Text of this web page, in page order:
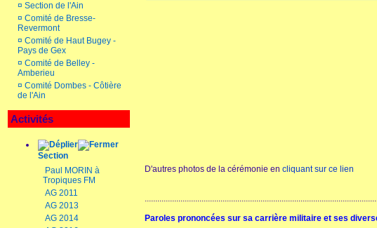
¤ Section de l'Ain
¤ Comité de Bresse-
Revermont
¤ Comité de Haut Bugey -
Pays de Gex
¤ Comité de Belley -
Amberieu
¤ Comité Dombes - Côtière
de l'Ain
Activités
Section
Paul MORIN à
Tropiques FM
AG 2011
AG 2013
AG 2014
D'autres photos de la cérémonie en cliquant sur ce lien
Paroles prononcées sur sa carrière militaire et ses